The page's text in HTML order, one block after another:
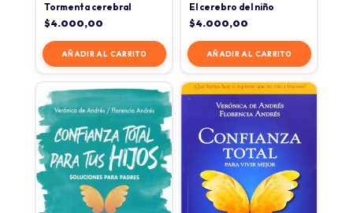
Tormenta cerebral
$4.000,00
AÑADIR AL CARRITO
El cerebro del niño
$4.000,00
AÑADIR AL CARRITO